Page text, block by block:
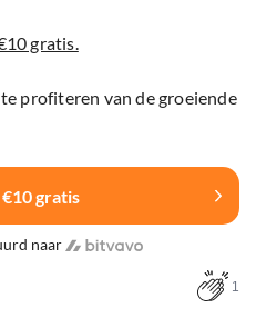
gratis.
profiteren van de groeiende
gratis
naar
1